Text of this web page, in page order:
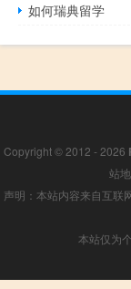
如何瑞典留学
Copyright © 2012 - 2026
站
声明：本站内容来自互联
本站仅为